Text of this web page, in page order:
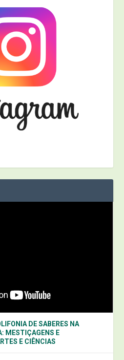
DE SABERES NA
MESTIÇAGENS E
E CIÊNCIAS